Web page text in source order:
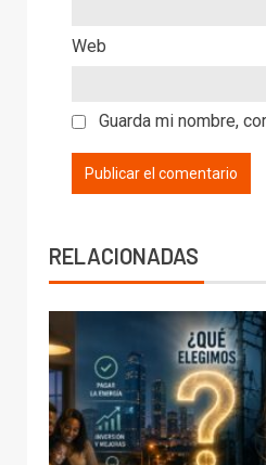
Web
Guarda mi nombre,
RELACIONADAS